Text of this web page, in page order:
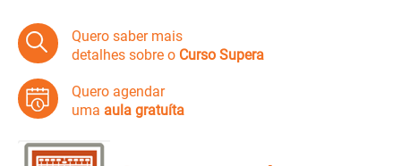
Quero saber mais
detalhes sobre o Curso Supera
Quero agendar
uma aula gratuíta